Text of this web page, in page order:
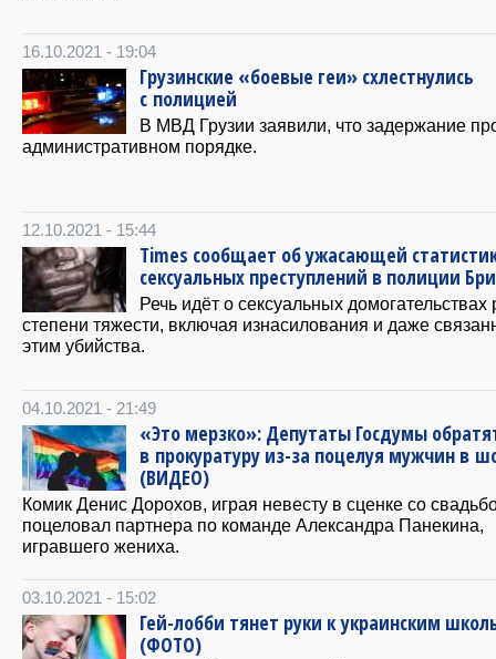
16.10.2021 - 19:04
Грузинские «боевые геи» схлестнулись
с полицией
В МВД Грузии заявили, что задержание
административном порядке.
12.10.2021 - 15:44
Times сообщает об ужасающей
сексуальных преступлений в полиции
Речь идёт о сексуальных домогательствах
степени тяжести, включая изнасилования и даже
этим убийства.
04.10.2021 - 21:49
«Это мерзко»: Депутаты Госдумы
в прокуратуру из-за поцелуя мужчин в
(ВИДЕО)
Комик Денис Дорохов, играя невесту в сценке со
поцеловал партнера по команде Александра Панекина,
игравшего жениха.
03.10.2021 - 15:02
Гей-лобби тянет руки к украинским
(ФОТО)